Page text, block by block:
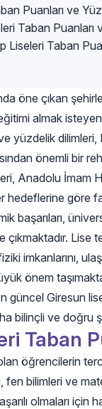
Puanları ve
Taban Puanları
Liseleri Taban
öne çıkan
almak
yüzdelik dilimleri,
önemli bir
Anadolu İmam
hedeflerine göre
başarıları,
Lise
imkanlarını,
önem
Giresun
bilinçli ve doğru
Taban
olan öğrencilerin
bilimleri ve
olmaları